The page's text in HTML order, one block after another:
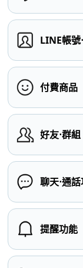
LINE帳號
付費商品
好友⋅群組
聊天⋅通
提醒功能